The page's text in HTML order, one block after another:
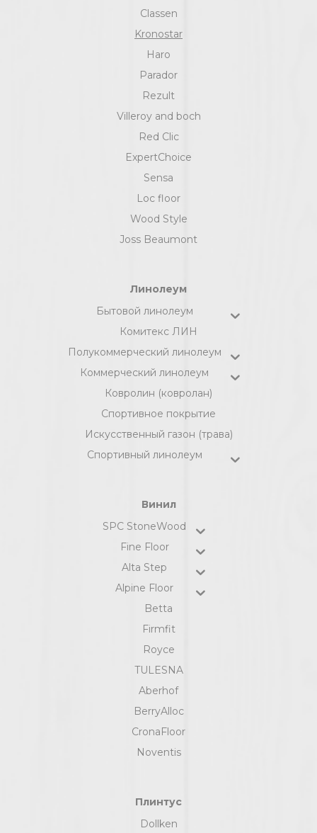
Classen
Kronostar
Haro
Parador
Rezult
Villeroy and boch
Red Clic
ExpertChoice
Sensa
Loc floor
Wood Style
Joss Beaumont
Линолеум
Бытовой линолеум
Комитекс ЛИН
Полукоммерческий линолеум
Коммерческий линолеум
Ковролин (ковролан)
Спортивное покрытие
Искусственный газон (трава)
Спортивный линолеум
Винил
SPC StoneWood
Fine Floor
Alta Step
Alpine Floor
Betta
Firmfit
Royce
TULESNA
Aberhof
BerryAlloc
CronaFloor
Noventis
Плинтус
Dollken